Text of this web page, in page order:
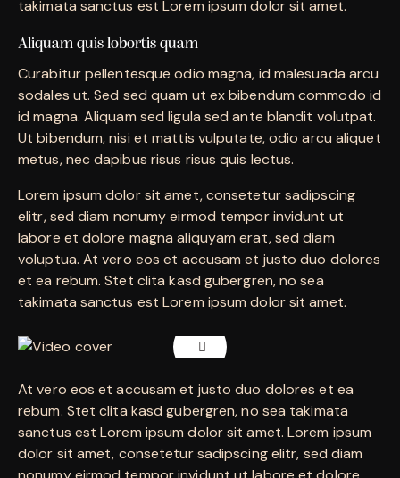
takimata sanctus est Lorem ipsum dolor sit amet.
Aliquam quis lobortis quam
Curabitur pellentesque odio magna, id malesuada arcu
sodales ut. Sed sed quam ut ex bibendum commodo id
id magna. Aliquam sed ligula sed ante blandit volutpat.
Ut bibendum, nisi et mattis vulputate, odio arcu aliquet
metus, nec dapibus risus risus quis lectus.
Lorem ipsum dolor sit amet, consetetur sadipscing
elitr, sed diam nonumy eirmod tempor invidunt ut
labore et dolore magna aliquyam erat, sed diam
voluptua. At vero eos et accusam et justo duo dolores
et ea rebum. Stet clita kasd gubergren, no sea
takimata sanctus est Lorem ipsum dolor sit amet.
At vero eos et accusam et justo duo dolores et ea
rebum. Stet clita kasd gubergren, no sea takimata
sanctus est Lorem ipsum dolor sit amet. Lorem ipsum
dolor sit amet, consetetur sadipscing elitr, sed diam